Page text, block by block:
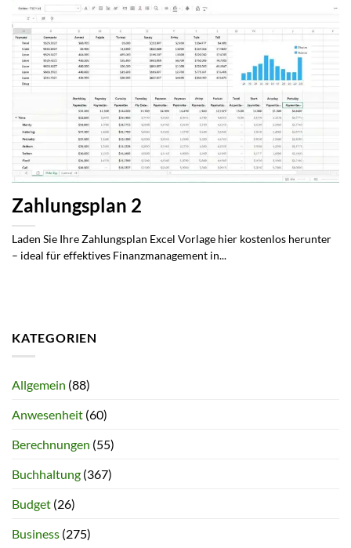
Zahlungsplan 2
Laden Sie Ihre Zahlungsplan Excel Vorlage hier kostenlos herunter
– ideal für effektives Finanzmanagement in...
KATEGORIEN
Allgemein (88)
Anwesenheit (60)
Berechnungen (55)
Buchhaltung (367)
Budget (26)
Business (275)